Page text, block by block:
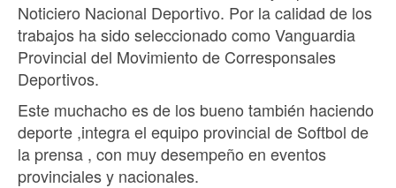
Noticiero Nacional Deportivo. Por la calidad de los
trabajos ha sido seleccionado como Vanguardia
Provincial del Movimiento de Corresponsales
Deportivos.
Este muchacho es de los bueno también haciendo
deporte ,integra el equipo provincial de Softbol de
la prensa , con muy desempeño en eventos
provinciales y nacionales.